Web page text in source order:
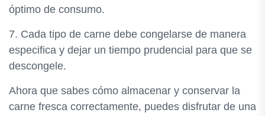
óptimo de consumo.
7. Cada tipo de carne debe congelarse de manera
especifica y dejar un tiempo prudencial para que se
descongele.
Ahora que sabes cómo almacenar y conservar la
carne fresca correctamente, puedes disfrutar de una